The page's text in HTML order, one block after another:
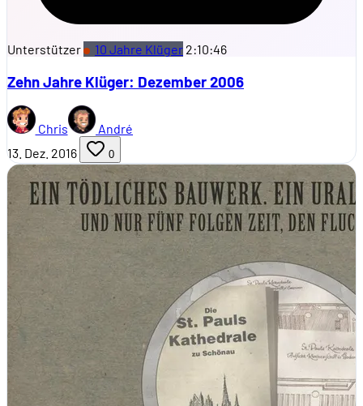
Unterstützer 10 Jahre Klüger 2:10:46
Zehn Jahre Klüger: Dezember 2006
Chris
André
13. Dez. 2016
0